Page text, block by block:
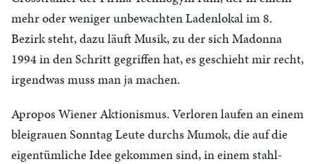
mehr oder weniger unbewachten Ladenlokal im 8.
Bezirk steht, dazu läuft Musik, zu der sich Madonna
1994 in den Schritt gegriffen hat, es geschieht mir recht,
irgendwas muss man ja machen.
Apropos Wiener Aktionismus. Verloren laufen an einem
bleigrauen Sonntag Leute durchs Mumok, die auf die
eigentümliche Idee gekommen sind, in einem stahl-